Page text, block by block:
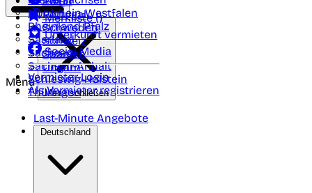
Nordrhein-Westfalen
Rheinland Pfalz
Saarland
Sachsen
Sachsen-Anhalt
Schleswig-Holstein
Thüringen
Portugal
Schweden
Schweiz
Spanien
Ungarn
Merkliste ()
Unterkunft vermieten
Social Media
Vermieter-Login
Als Vermieter registrieren
Menü
Menü schließen
Last-Minute Angebote
Deutschland